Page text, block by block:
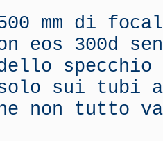
mm di
eos 300d
dello
sui tubi
non tutto